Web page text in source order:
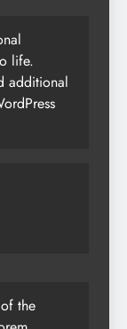
life.
additional
the